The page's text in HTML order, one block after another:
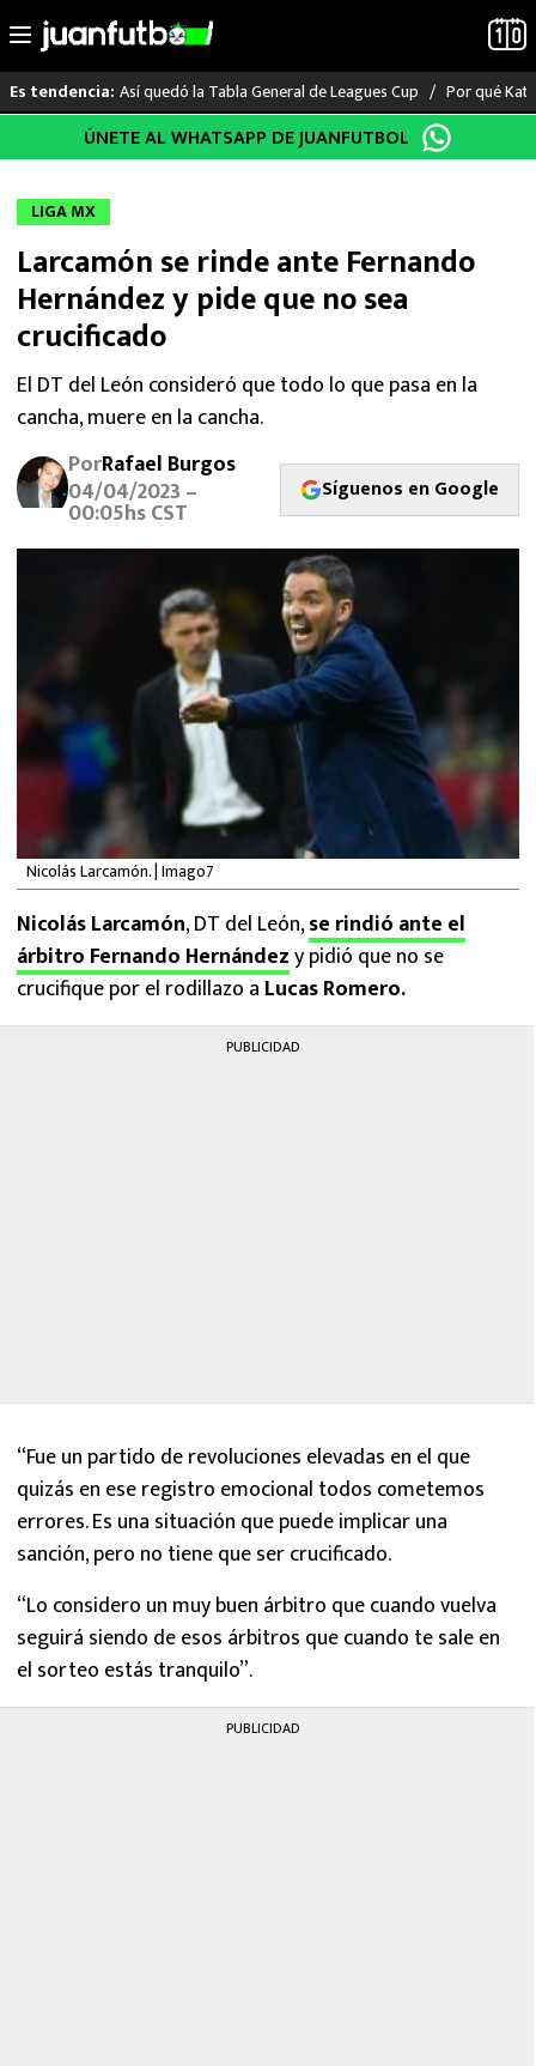
al
Es tendencia: Así quedó la Tabla General de Leagues Cup Por qué
LO ÚLTIMO
LIGA MX
RAYADOS
PUMAS
ATLANTE
FUTBOL INTERNACIONAL
MEXICANOS EN EL EXTRANJERO
FÓRMULA 1
BOXEO
LIGA MX
NFL
ÚNETE AL WHATSAPP DE JUANFUTBOL
LIGA MX
Larcamón se rinde ante Fernando
Hernández y pide que no sea
crucificado
El DT del León consideró que todo lo que pasa en la
cancha, muere en la cancha.
PorRafael Burgos
04/04/2023 –
00:05hs CST
Síguenos en Google
Nicolás Larcamón. | Imago7
Nicolás Larcamón, DT del León,se rindió ante el
árbitro Fernando Hernándezy pidió que no se
crucifique por el rodillazo a Lucas Romero.
PUBLICIDAD
“Fue un partido de revoluciones elevadas en el que
quizás en ese registro emocional todos cometemos
errores. Es una situación que puede implicar una
sanción, pero no tiene que ser crucificado.
“Lo considero un muy buen árbitro que cuando vuelva
seguirá siendo de esos árbitros que cuando te sale en
el sorteo estás tranquilo”.
PUBLICIDAD